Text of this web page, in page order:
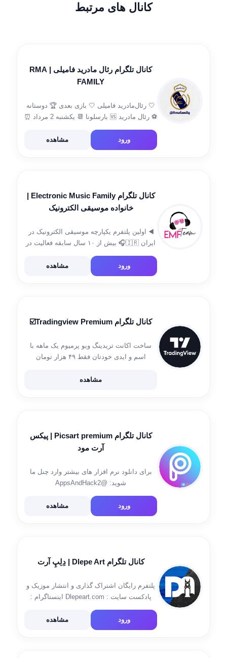
کانال های مرتبط
کانال تلگرام رئال مادرید فامیلی | RMA
FAMILY
🤍 رئال‌مادرید فامیلی 🤍 بازی بعدی 🏆 دوستانه
⚽️ رئال مادرید 🆚 بارسلونا 📆 یکشنبه 2 مرداد ⏰
خرداد […]
ورود مشاهده
کانال تلگرام Electronic Music Family |
خانواده موسیقی الکترونیک
◀️ اولین پلتفرم یکپارچه موسیقی الکترونیک در
ایران 🇮🇷🎧 بیش از ۱۰ سال سابقه فعالیت در
https://electronicmusicfamily.ir 🔽 اینستاگرام
ورود مشاهده
کانال تلگرام Tradingview Premium☑️
ساخت اکانت تریدینگ ویو پرمیوم یک ماهه با
اسم و ایدی خودتان فقط ۴۹ هزار تومان
کسب اطلاعات بیشتر دایرکت پیام دهید. 👨🏻‍💻
مشاهده
کانال تلگرام Picsart premium | پیکس
آرت مود
برای دانلود نرم افزار های بیشتر وارد چنل ما
شوید: @AppsAndHack2
ورود مشاهده
کانال تلگرام Dlepe Art | دِلِپِ آرت
پلتفرم رایگان اشتراک گذاری و انتشار موزیک و
پادکست سایت : Dlepeart.com اینستاگرام :
ورود
مشاهده